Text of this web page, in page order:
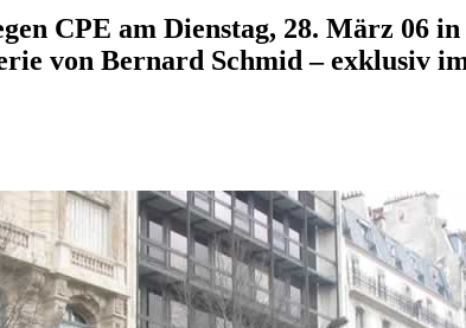
CPE am Dienstag, 28. März 06
von Bernard Schmid – exklusiv